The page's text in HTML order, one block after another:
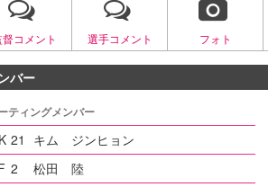
督コメント 選手コメント フォト
バー
ティングメンバー
21
キム ジンヒョン
2
松田 陸